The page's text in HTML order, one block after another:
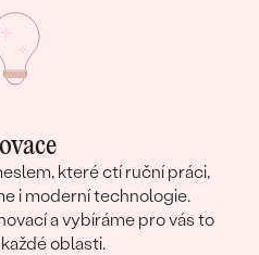
které ctí ruční práci,
i moderní technologie.
a vybíráme pro vás to
oblasti.